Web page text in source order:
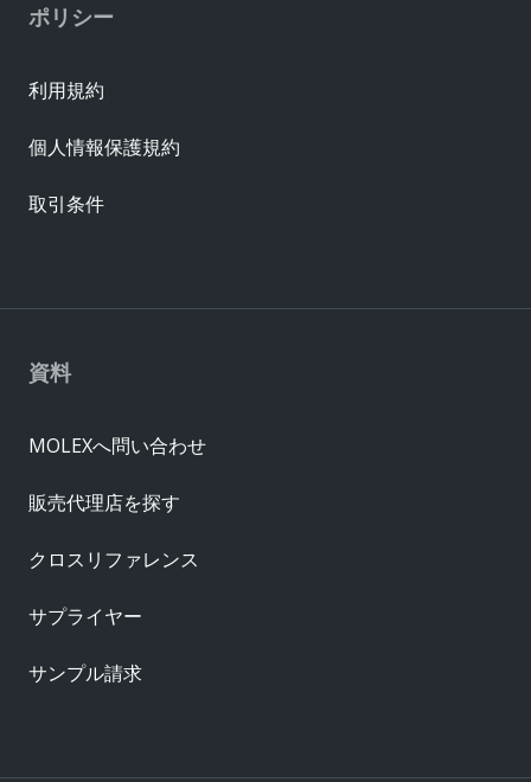
資料
MOLEXへ問い合わせ
販売代理店を探す
クロスリファレンス
サプライヤー
サンプル請求
ポリシー
利用規約
個人情報保護規約
取引条件